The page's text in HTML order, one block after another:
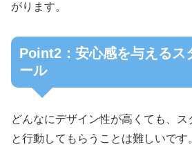
がります。
Point2：安心感を与えるス
ール
どんなにデザイン性が高くても、
と行動してもらうことは難しいです